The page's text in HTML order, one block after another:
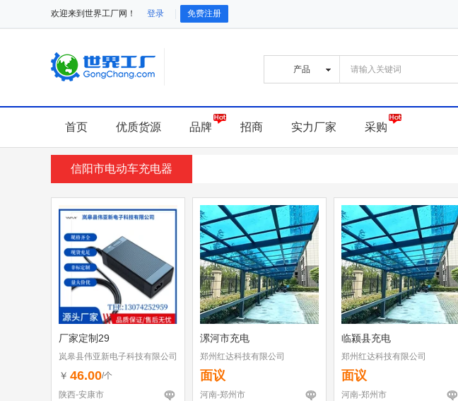
欢迎来到世界工厂网！ 登录 免费注册
首页 优质货源 品牌 招商 实力厂家 采购
信阳市电动车充电器
厂家定制29
岚皋县伟亚新电子科技有限公司
￥ 46.00/个
陕西-安康市
漯河市充电
郑州红达科技有限公司
面议
河南-郑州市
临颍县充电
郑州红达科技有限公司
面议
河南-郑州市